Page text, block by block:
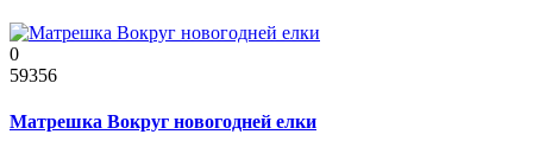
0
59356
Матрешка Вокруг новогодней елки